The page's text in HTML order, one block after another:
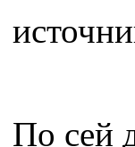
По сей